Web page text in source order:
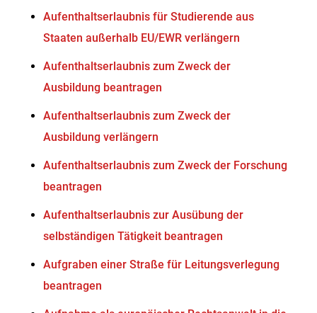
Aufenthaltserlaubnis für Studierende aus
Staaten außerhalb EU/EWR verlängern
Aufenthaltserlaubnis zum Zweck der
Ausbildung beantragen
Aufenthaltserlaubnis zum Zweck der
Ausbildung verlängern
Aufenthaltserlaubnis zum Zweck der Forschung
beantragen
Aufenthaltserlaubnis zur Ausübung der
selbständigen Tätigkeit beantragen
Aufgraben einer Straße für Leitungsverlegung
beantragen